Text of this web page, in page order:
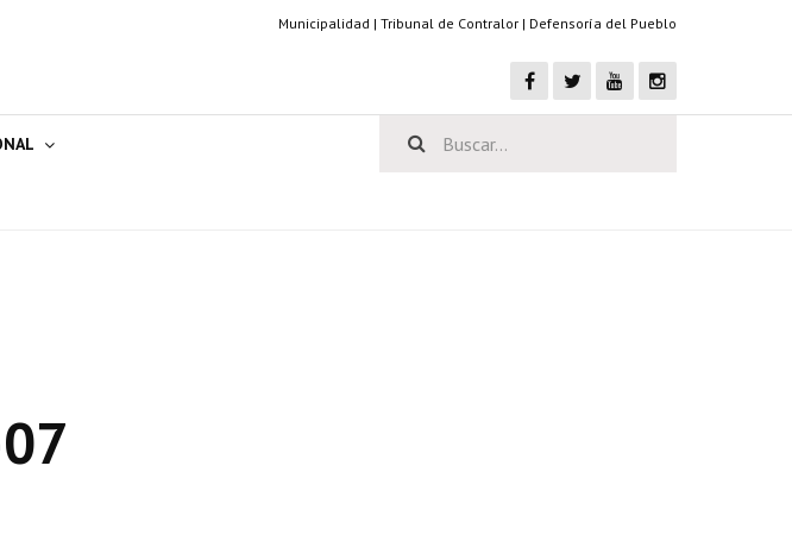
Municipalidad | Tribunal de Contralor | Defensoría del Pueblo